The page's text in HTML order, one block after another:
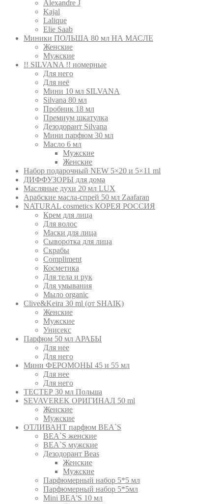
Alexandre J
Kajal
Lalique
Elie Saab
Миники ПОЛЬША 80 мл НА МАСЛЕ
Женские
Мужские
!! SILVANA !! номерные
Для него
Для неё
Мини 10 мл SILVANA
Silvana 80 мл
Пробник 18 мл
Премиум шкатулка
Дезодорант Silvana
Мини парфюм 30 мл
Масло 6 мл
Мужские
Женские
Набор подарочный NEW 5×20 и 5×11 ml
ДИФФУЗОРЫ для дома
Масляные духи 20 мл LUX
Арабские масла-спрей 50 мл Zaafaran
NATURAL cosmetics КОРЕЯ РОССИЯ
Крем для лица
Для волос
Маски для лица
Сыворотка для лица
Скрабы
Compliment
Косметика
Для тела и рук
Для умывания
Мыло organic
Clive&Keira 30 ml (от SHAIK)
Женские
Мужские
Унисекс
Парфюм 50 мл АРАБЫ
Для нее
Для него
Мини ФЕРОМОНЫ 45 и 55 мл
Для нее
Для него
ТЕСТЕР 30 мл Польша
SEVAVEREK ОРИГИНАЛ 50 ml
Женские
Мужские
ОТЛИВАНТ парфюм BEA`S
BEA`S женские
BEA`S мужские
Дезодорант Beas
Женские
Мужские
Парфюмерный набор 5*5 мл
Парфюмерный набор 5*5мл
Mini BEA'S 10 мл